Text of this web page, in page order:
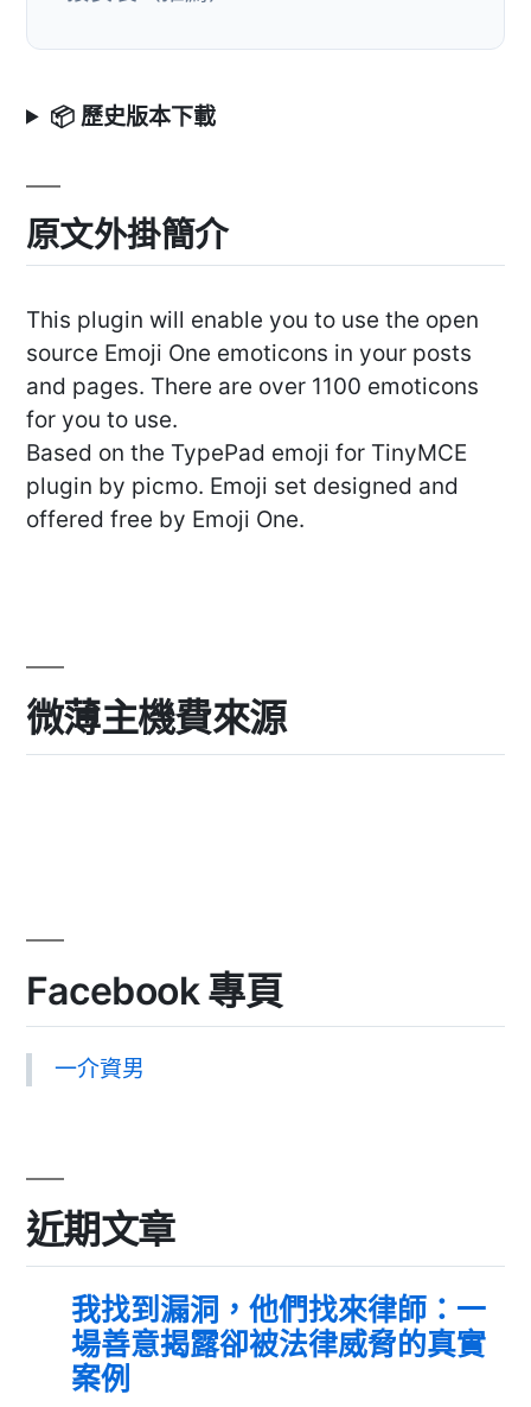
📦 歷史版本下載
原文外掛簡介
This plugin will enable you to use the open
source Emoji One emoticons in your posts
and pages. There are over 1100 emoticons
for you to use.
Based on the TypePad emoji for TinyMCE
plugin by picmo. Emoji set designed and
offered free by Emoji One.
微薄主機費來源
Facebook 專頁
一介資男
近期文章
我找到漏洞，他們找來律師：一
場善意揭露卻被法律威脅的真實
案例